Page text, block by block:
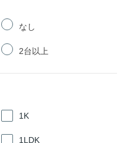
なし
2台以上
1K
1LDK